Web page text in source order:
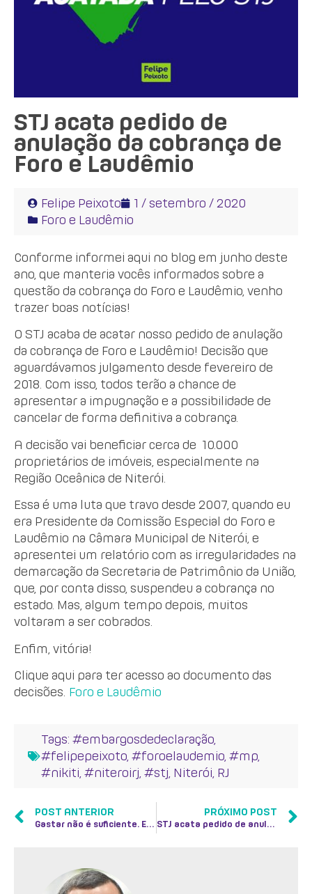
STJ acata pedido de
anulação da cobrança de
Foro e Laudêmio
Felipe Peixoto
1 / setembro / 2020
Foro e Laudêmio
Conforme informei aqui no blog em junho deste
ano, que manteria vocês informados sobre a
questão da cobrança do Foro e Laudêmio, venho
trazer boas notícias!
O STJ acaba de acatar nosso pedido de anulação
da cobrança de Foro e Laudêmio! Decisão que
aguardávamos julgamento desde fevereiro de
2018. Com isso, todos terão a chance de
apresentar a impugnação e a possibilidade de
cancelar de forma definitiva a cobrança.
A decisão vai beneficiar cerca de 10.000
proprietários de imóveis, especialmente na
Região Oceânica de Niterói.
Essa é uma luta que travo desde 2007, quando eu
era Presidente da Comissão Especial do Foro e
Laudêmio na Câmara Municipal de Niterói, e
apresentei um relatório com as irregularidades na
demarcação da Secretaria de Patrimônio da União,
que, por conta disso, suspendeu a cobrança no
estado. Mas, algum tempo depois, muitos
voltaram a ser cobrados.
Enfim, vitória!
Clique aqui para ter acesso ao documento das
decisões. Foro e Laudêmio
Tags: #embargosdedeclaração
#felipepeixoto #foroelaudemio #mp
#nikiti #niteroirj #stj Niterói RJ
POST ANTERIOR
Gastar não é suficiente. Ensinar, sim, é
PRÓXIMO POST
STJ acata pedido de anulação da cobrança de Foro e Laudêmio